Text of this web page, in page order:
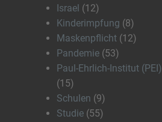
Israel (12)
Kinderimpfung (8)
Maskenpflicht (12)
Pandemie (53)
Paul-Ehrlich-Institut (PEI)
(15)
Schulen (9)
Studie (55)